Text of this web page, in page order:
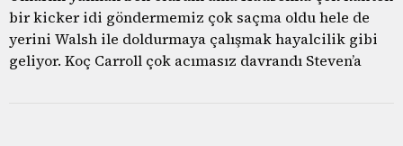
bir kicker idi göndermemiz çok saçma oldu hele de
yerini Walsh ile doldurmaya çalışmak hayalcilik gibi
geliyor. Koç Carroll çok acımasız davrandı Steven’a